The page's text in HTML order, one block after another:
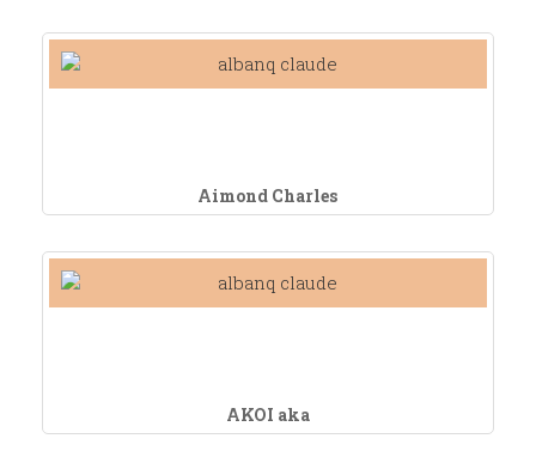
Aimond Charles
AKOI aka